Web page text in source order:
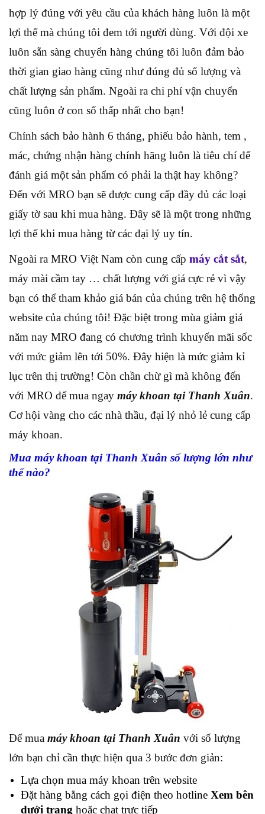
hợp lý đúng với yêu cầu của khách hàng luôn là một
lợi thế mà chúng tôi đem tới người dùng. Với đội xe
luôn sẵn sàng chuyển hàng chúng tôi luôn đảm bảo
thời gian giao hàng cũng như đúng đủ số lượng và
chất lượng sản phẩm. Ngoài ra chi phí vận chuyển
cũng luôn ở con số thấp nhất cho bạn!
Chính sách bảo hành 6 tháng, phiếu bảo hành, tem ,
mác, chứng nhận hàng chính hãng luôn là tiêu chí để
đánh giá một sản phẩm có phải la thật hay không?
Đến với MRO bạn sẽ được cung cấp đầy đủ các loại
giấy tờ sau khi mua hàng. Đây sẽ là một trong những
lợi thế khi mua hàng từ các đại lý uy tín.
Ngoài ra MRO Việt Nam còn cung cấp máy cắt sắt,
máy mài cầm tay … chất lượng với giá cực rẻ vì vậy
bạn có thể tham khảo giá bán của chúng trên hệ thống
website của chúng tôi! Đặc biệt trong mùa giảm giá
năm nay MRO đang có chương trình khuyến mãi sốc
với mức giảm lên tới 50%. Đây hiện là mức giảm kỉ
lục trên thị trường! Còn chần chừ gì mà không đến
với MRO để mua ngay máy khoan tại Thanh Xuân.
Cơ hội vàng cho các nhà thầu, đại lý nhỏ lẻ cung cấp
máy khoan.
Mua máy khoan tại Thanh Xuân số lượng lớn như
thế nào?
Để mua máy khoan tại Thanh Xuân với số lượng
lớn bạn chỉ cần thực hiện qua 3 bước đơn giản:
Lựa chọn mua máy khoan trên website
Đặt hàng bằng cách gọi điện theo hotline Xem bên
dưới trang hoặc chat trực tiếp